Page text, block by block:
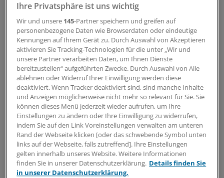
Ihre Privatsphäre ist uns wichtig
Wir und unsere 145-Partner speichern und greifen auf
personenbezogene Daten wie Browserdaten oder eindeutige
Kennungen auf Ihrem Gerät zu. Durch Auswahl von Akzeptieren
aktivieren Sie Tracking-Technologien für die unter „Wir und
unsere Partner verarbeiten Daten, um Ihnen Dienste
bereitzustellen“ aufgeführten Zwecke. Durch Auswahl von Alle
ablehnen oder Widerruf Ihrer Einwilligung werden diese
deaktiviert. Wenn Tracker deaktiviert sind, sind manche Inhalte
und Anzeigen möglicherweise nicht mehr so relevant für Sie. Sie
können dieses Menü jederzeit wieder aufrufen, um Ihre
Einstellungen zu ändern oder Ihre Einwilligung zu widerrufen,
indem Sie auf den Link Voreinstellungen verwalten am unteren
Rand der Webseite klicken [oder das schwebende Symbol unten
links auf der Webseite, falls zutreffend]. Ihre Einstellungen
gelten innerhalb unseres Website. Weitere Informationen
finden Sie in unserer Datenschutzerklärung. Details finden Sie
in unserer Datenschutzerklärung.